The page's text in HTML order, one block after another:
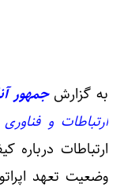
به گزارشجمهور
ارتباطات و
ارتباطات درباره
وضعیت تعهد